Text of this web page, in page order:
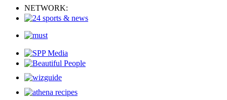
NETWORK: